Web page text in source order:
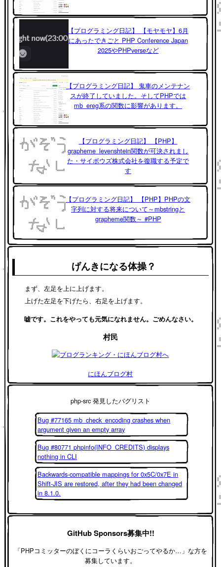
【プログラミング日記】 【モヤモヤ】6月
にあったできごと PHP Conference Japan
2025やPHPverseなど
【プログラミング日記】 鬼車のメンテナン
スが終了していました。そしてPHPでは
mb_ereg系の関数に影響があります。
【プログラミング日記】 【PHP】
grapheme_levenshtein関数が可決されまし
た・サイボウズ株式会社を復職する予定で
す
【プログラミング日記】 【PHP】PHPの文
字列に対する将来について～mbstringと
grapheme関数～ #PHP
げんきになる体操？
まず、左足を上に上げます。
上げた左足を下げたら、右足を上げます。
嘘です。これをやっても元気になれません。ごめんなさい。
村民
にほんブログ村
php-src 発見したバグリスト
Bug #77165 mb_check_encoding crashes when
argument given an empty array
Bug #80771 phpinfo(INFO_CREDITS) displays
nothing in CLI
Backwards-compatible mappings for 0x5C/0x7E in
Shift-JIS are restored, after they had been changed
in 8.1.0.
GitHub Sponsors募集中!!
「PHPコミッターのぼくにコーラくらいおごってやるか…」な方を
募集しています。